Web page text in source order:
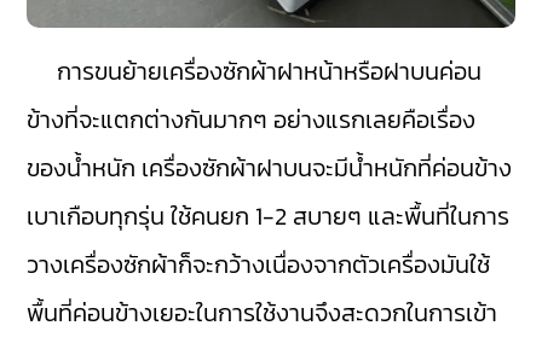
การขนย้ายเครื่องซักผ้าฝาหน้าหรือฝาบนค่อน
ข้างที่จะแตกต่างกันมากๆ อย่างแรกเลยคือเรื่อง
ของน้ำหนัก เครื่องซักผ้าฝาบนจะมีน้ำหนักที่ค่อนข้าง
เบาเกือบทุกรุ่น ใช้คนยก 1-2 สบายๆ และพื้นที่ในการ
วางเครื่องซักผ้าก็จะกว้างเนื่องจากตัวเครื่องมันใช้
พื้นที่ค่อนข้างเยอะในการใช้งานจึงสะดวกในการเข้า